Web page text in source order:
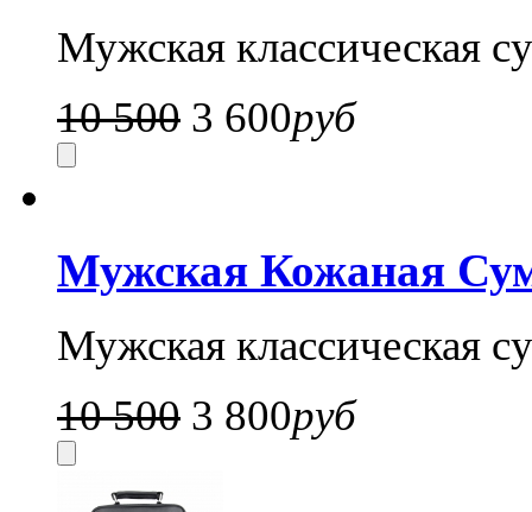
Мужская классическая
10 500 3 600руб
Мужская Кожаная
Мужская классическая
10 500 3 800руб